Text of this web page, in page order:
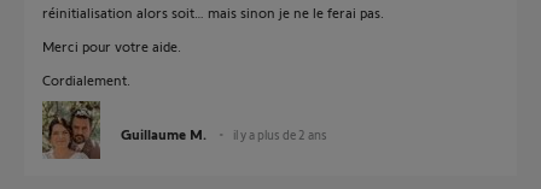
réinitialisation alors soit… mais sinon je ne le ferai pas.
Merci pour votre aide.
Cordialement.
Guillaume M. il y a plus de 2 ans